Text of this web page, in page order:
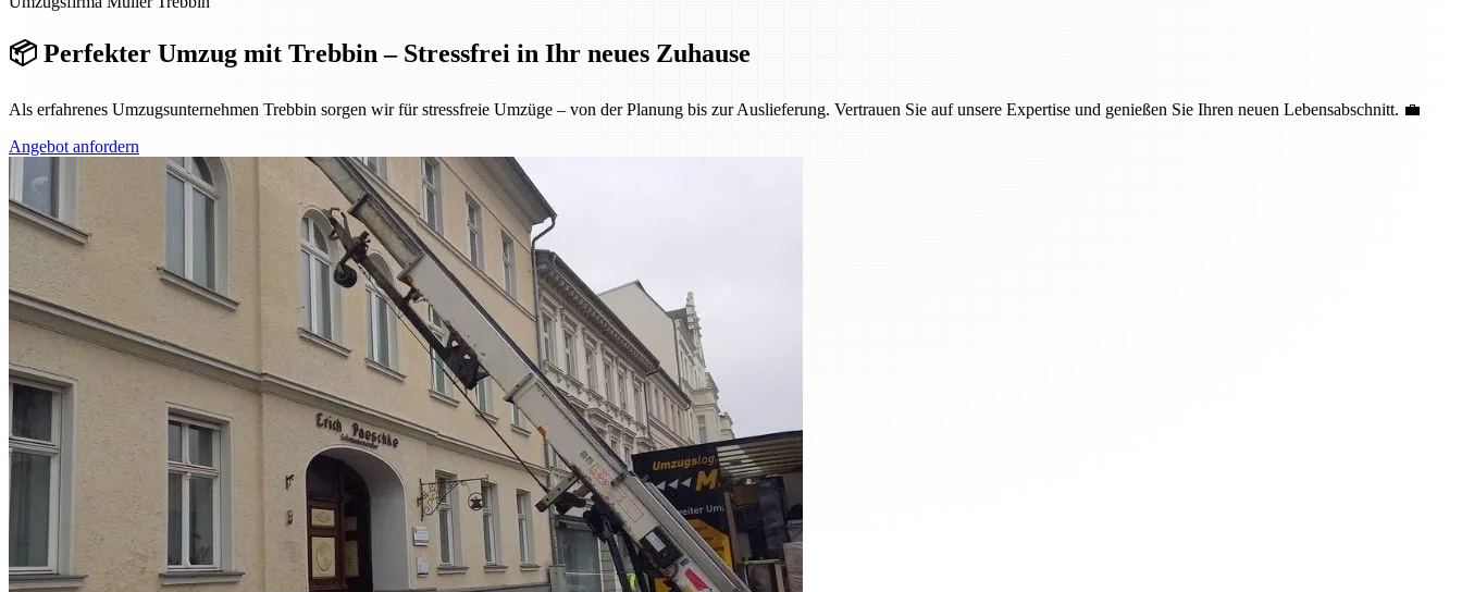
📦 Perfekter Umzug mit Trebbin – Stressfrei in Ihr neues Zuhause
Als erfahrenes Umzugsunternehmen Trebbin sorgen wir für stressfreie Umzüge – von der Planung bis zur Auslieferung. Vertrauen Sie auf unsere Expertise und genießen Sie Ihren neuen Lebensabschnitt. 💼
Angebot anfordern